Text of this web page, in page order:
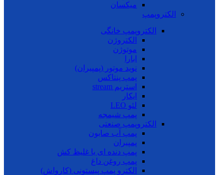
میکسان
الکتروپمپ
الکتروپمپ خانگی
الکتروژن
موتوژن
ابارا
نوید موتور (پمپیران)
پمپ پنتاکس
استریم stream
ایکار
لئو LEO
پمپ شیمجه
الکتروپمپ صنعتی
پمپ آب صابون
پمپیران
پمپ دنده ای یا غلیظ کش
پمپ روغن داغ
الکترو پمپ پیستونی (کارواش)